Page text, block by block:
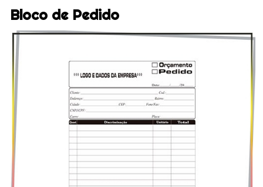
Bloco de Pedido